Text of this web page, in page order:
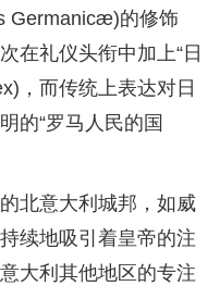
Germanicæ)的修饰
在礼仪头衔中加上“日
，而传统上表达对日
的“罗马人民的国
意大利城邦，如威
续地吸引着皇帝的注
大利其他地区的专注